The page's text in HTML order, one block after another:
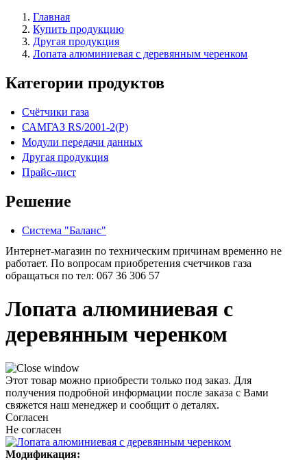
Главная
Купить продукцию
Другая продукция
Лопата алюминиевая с деревянным черенком
Категории продуктов
Счётчики газа
САМГАЗ RS/2001-2(Р)
Модули передачи данных
Другая продукция
Прайс-лист
Решение
Система "Баланс"
Интернет-магазин по техническим причинам временно не
работает. По вопросам приобретения счетчиков газа
обращаться по тел: 067 36 306 57
Лопата алюминиевая с
деревянным черенком
Этот товар можно приобрести только под заказ. Для
получения подробной информации после заказа с Вами
свяжется наш менеджер и сообщит о деталях.
Согласен
Не согласен
Модификация: